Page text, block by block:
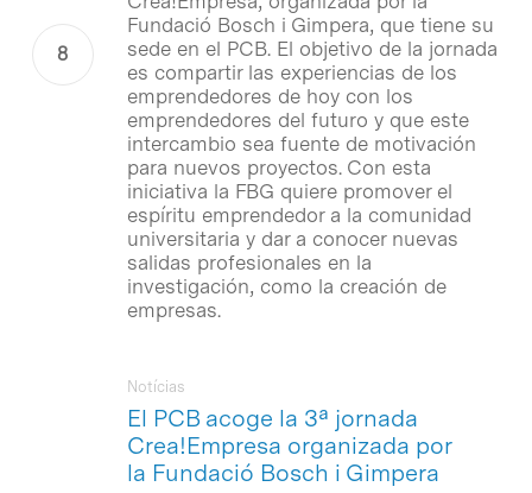
Fundació Bosch i Gimpera, que tiene su
sede en el PCB. El objetivo de la jornada
es compartir las experiencias de los
emprendedores de hoy con los
emprendedores del futuro y que este
intercambio sea fuente de motivación
para nuevos proyectos. Con esta
iniciativa la FBG quiere promover el
espíritu emprendedor a la comunidad
universitaria y dar a conocer nuevas
salidas profesionales en la
investigación, como la creación de
empresas.
El PCB acoge la 3ª jornada
Crea!Empresa organizada por
la Fundació Bosch i Gimpera
Notícias